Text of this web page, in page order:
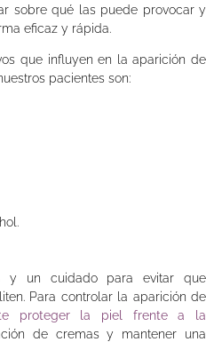
sobre qué las puede provocar y
eficaz y rápida.
que influyen en la aparición de
pacientes son:
y un cuidado para evitar que
Para controlar la aparición de
proteger la piel frente a la
de cremas y mantener una